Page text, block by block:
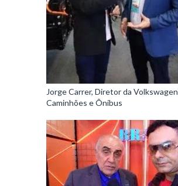
Jorge Carrer, Diretor da Volkswagen
Caminhões e Ônibus